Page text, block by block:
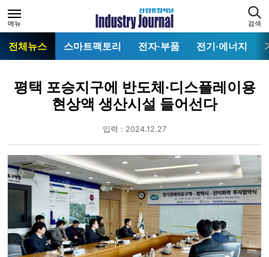
메뉴 검색
전체뉴스 스마트팩토리 전자·부품 전기·에너지
평택 포승지구에 반도체·디스플레이용
현상액 생산시설 들어선다
입력 : 2024.12.27